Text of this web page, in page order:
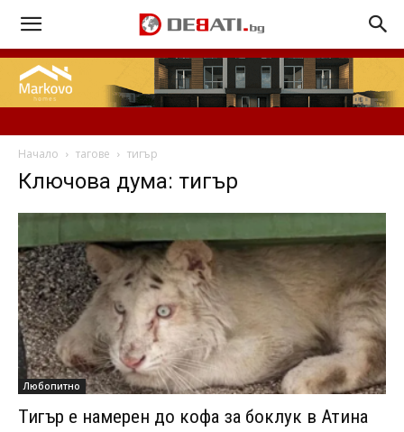
Начало тагове тигър
Ключова дума: тигър
Любопитно
Тигър е намерен до кофа за боклук в Атина